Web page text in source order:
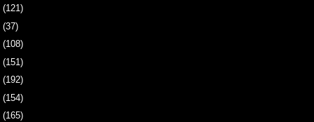
(121)
(37)
(108)
(151)
(192)
(154)
(165)